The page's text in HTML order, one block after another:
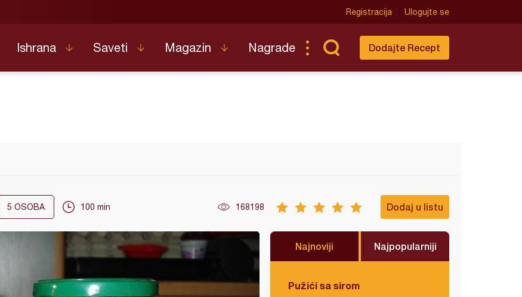
Registracija Ulogujte se
Ishrana Saveti Magazin Nagrade Dodajte Recept
5 OSOBA 100 min 168198 Dodaj u listu
Najnoviji Najpopularniji
Pužići sa sirom